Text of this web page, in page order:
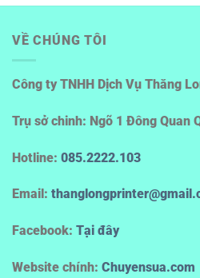
VỀ CHÚNG TÔI
Công ty TNHH Dịch Vụ Thăng
Trụ sở chinh: Ngõ 1 Đông Quan
Hotline: 085.2222.103
Email:
Facebook: Tại đây
Website chính: Chuyensua.com